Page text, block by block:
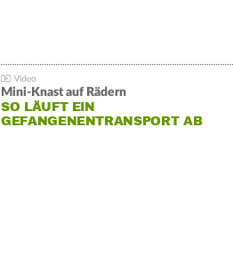
Mini-Knast auf Rädern
SO LÄUFT EIN
GEFANGENENTRANSPORT AB